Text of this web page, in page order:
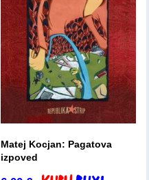
Matej Kocjan: Pagatova
izpoved